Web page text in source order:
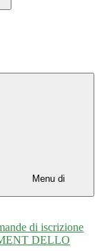
Menu di
di iscrizione
DELLO